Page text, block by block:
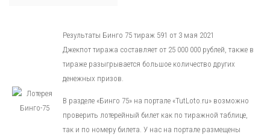
Результаты Бинго 75 тираж 591 от 3 мая 2021
Джекпот тиража составляет от 25 000 000 рублей, также в
тираже разыгрывается большое количество других
денежных призов.
В разделе «Бинго 75» на портале «TutLoto.ru» возможно
проверить лотерейный билет как по тиражной таблице,
так и по номеру билета. У нас на портале размещены